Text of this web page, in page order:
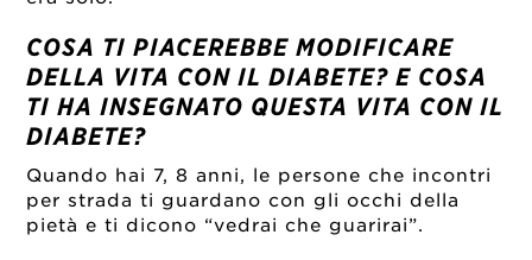
COSA TI PIACEREBBE MODIFICARE
DELLA VITA CON IL DIABETE? E COSA
TI HA INSEGNATO QUESTA VITA CON IL
DIABETE?
Quando hai 7, 8 anni, le persone che incontri
per strada ti guardano con gli occhi della
pietà e ti dicono “vedrai che guarirai”.